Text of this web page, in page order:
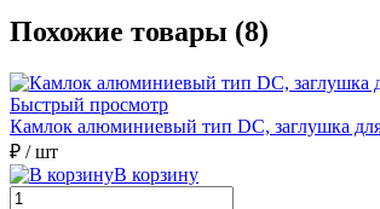
Похожие товары (8)
Быстрый просмотр
Камлок алюминиевый тип DC, заглушка
₽ / шт
В корзину